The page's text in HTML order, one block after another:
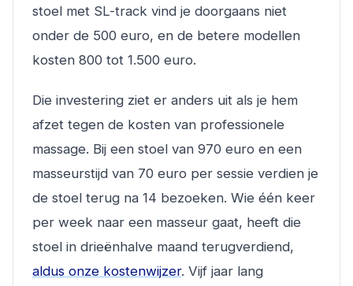
stoel met SL-track vind je doorgaans niet
onder de 500 euro, en de betere modellen
kosten 800 tot 1.500 euro.
Die investering ziet er anders uit als je hem
afzet tegen de kosten van professionele
massage. Bij een stoel van 970 euro en een
masseurstijd van 70 euro per sessie verdien je
de stoel terug na 14 bezoeken. Wie één keer
per week naar een masseur gaat, heeft die
stoel in drieënhalve maand terugverdiend,
aldus onze kostenwijzer. Vijf jaar lang